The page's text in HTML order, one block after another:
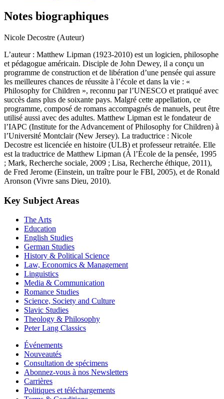
Notes biographiques
Nicole Decostre (Auteur)
L’auteur : Matthew Lipman (1923-2010) est un logicien, philosophe
et pédagogue américain. Disciple de John Dewey, il a conçu un
programme de construction et de libération d’une pensée qui assure
les meilleures chances de réussite à l’école et dans la vie : «
Philosophy for Children », reconnu par l’UNESCO et pratiqué avec
succès dans plus de soixante pays. Malgré cette appellation, ce
programme, composé de romans accompagnés de manuels, peut être
utilisé aussi avec des adultes. Matthew Lipman est le fondateur de
l’IAPC (Institute for the Advancement of Philosophy for Children) à
l’Université Montclair (New Jersey). La traductrice : Nicole
Decostre est licenciée en histoire (ULB) et professeur retraitée. Elle
est la traductrice de Matthew Lipman (À l’École de la pensée, 1995
; Mark, Recherche sociale, 2009 ; Lisa, Recherche éthique, 2011),
de Fred Jerome (Einstein, un traître pour le FBI, 2005), et de Ronald
Aronson (Vivre sans Dieu, 2010).
Key Subject Areas
The Arts
Education
English Studies
German Studies
History & Political Science
Law, Economics & Management
Linguistics
Media & Communication
Romance Studies
Science, Society and Culture
Slavic Studies
Theology & Philosophy
Peter Lang Classics
Événements
Nouveautés
Consultation de spécimens
Abonnez-vous à nos Newsletters
Carrières
Politiques et téléchargements